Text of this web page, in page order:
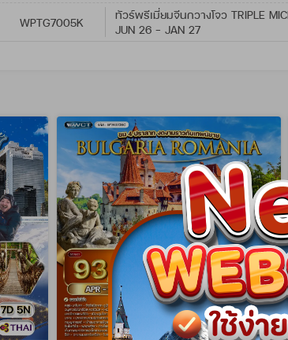
WPTG7005K
ทัวร์พรีเมี่ยมจีนกวางโจว TRIPLE
JUN 26 - JAN 27